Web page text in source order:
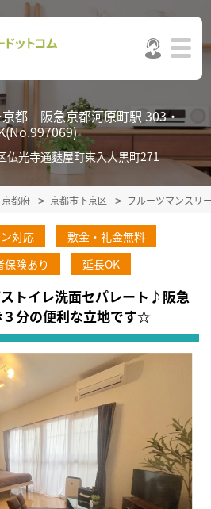
京都 阪急京都河原町駅 303・
仏光寺通麩屋町東入大黒町271
京都府 京都市下京区 フルーツマンスリ
対応
敷金・礼金無料
保険あり 延長OK
トイレ洗面セパレート♪阪急
分の便利な立地です☆